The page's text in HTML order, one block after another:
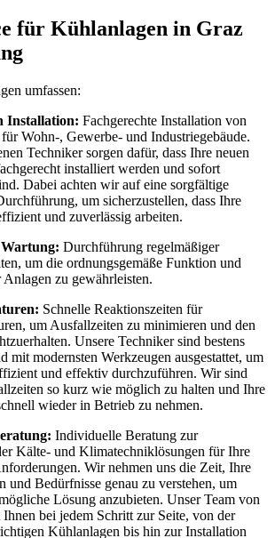
für Kühlanlagen in Graz
umfassen:
Installation: Fachgerechte Installation von
Wohn-, Gewerbe- und Industriegebäude.
Techniker sorgen dafür, dass Ihre neuen
installiert werden und sofort
Dabei achten wir auf eine sorgfältige
um sicherzustellen, dass Ihre
und zuverlässig arbeiten.
Wartung: Durchführung regelmäßiger
um die ordnungsgemäße Funktion und
zu gewährleisten.
Schnelle Reaktionszeiten für
um Ausfallzeiten zu minimieren und den
Unsere Techniker sind bestens
mit modernsten Werkzeugen ausgestattet, um
und effektiv durchzuführen. Wir sind
so kurz wie möglich zu halten und Ihre
wieder in Betrieb zu nehmen.
Individuelle Beratung zur
Kälte- und Klimatechniklösungen für Ihre
Wir nehmen uns die Zeit, Ihre
und Bedürfnisse genau zu verstehen, um
Lösung anzubieten. Unser Team von
Ihnen bei jedem Schritt zur Seite, von der
Kühlanlagen bis hin zur Installation